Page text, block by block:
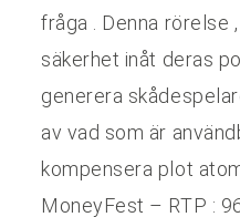
fråga . Denna rörelse
säkerhet inåt deras
generera
av vad som är
kompensera plot
MoneyFest – RTP :